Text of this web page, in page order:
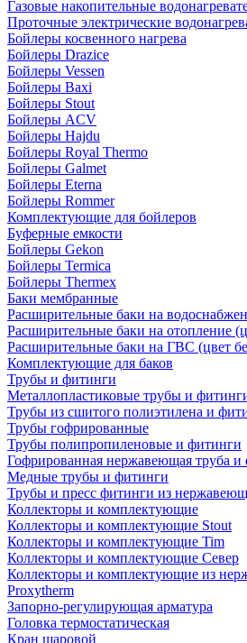
Газовые накопительные
Проточные электрические
Бойлеры косвенного нагрева
Бойлеры Drazice
Бойлеры Vessen
Бойлеры Baxi
Бойлеры Stout
Бойлеры ACV
Бойлеры Hajdu
Бойлеры Royal Thermo
Бойлеры Galmet
Бойлеры Eterna
Бойлеры Rommer
Комплектующие для бойлеров
Буферные емкости
Бойлеры Gekon
Бойлеры Termica
Бойлеры Thermex
Баки мембранные
Расширительные баки на
Расширительные баки на отопление
Расширительные баки на ГВС (цвет
Комплектующие для баков
Трубы и фитинги
Металлопластиковые трубы и
Трубы из сшитого полиэтилена и
Трубы гофрированные
Трубы полипропиленовые и фитинги
Гофрированная нержавеющая труба и
Медные трубы и фитинги
Трубы и пресс фитинги из
Коллекторы и комплектующие
Коллекторы и комплектующие Stout
Коллекторы и комплектующие Tim
Коллекторы и комплектующие Север
Коллекторы и комплектующие из
Proxytherm
Запорно-регулирующая арматура
Головка термостатическая
Кран шаровой